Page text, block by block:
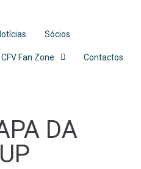
Sócios
CFV Fan Zone Contactos
DA